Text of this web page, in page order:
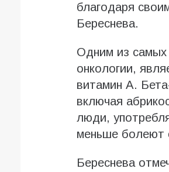
благодаря
Береснева.
Одним из
онкологии,
витамин А.
включая
люди,
меньше болеют
Береснева